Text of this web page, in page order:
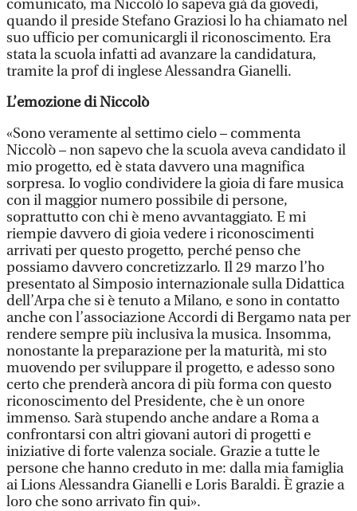
comunicato, ma Niccolò lo sapeva già da giovedì,
quando il preside Stefano Graziosi lo ha chiamato nel
suo ufficio per comunicargli il riconoscimento. Era
stata la scuola infatti ad avanzare la candidatura,
tramite la prof di inglese Alessandra Gianelli.
L’emozione di Niccolò
«Sono veramente al settimo cielo – commenta
Niccolò – non sapevo che la scuola aveva candidato il
mio progetto, ed è stata davvero una magnifica
sorpresa. Io voglio condividere la gioia di fare musica
con il maggior numero possibile di persone,
soprattutto con chi è meno avvantaggiato. E mi
riempie davvero di gioia vedere i riconoscimenti
arrivati per questo progetto, perché penso che
possiamo davvero concretizzarlo. Il 29 marzo l’ho
presentato al Simposio internazionale sulla Didattica
dell’Arpa che si è tenuto a Milano, e sono in contatto
anche con l’associazione Accordi di Bergamo nata per
rendere sempre più inclusiva la musica. Insomma,
nonostante la preparazione per la maturità, mi sto
muovendo per sviluppare il progetto, e adesso sono
certo che prenderà ancora di più forma con questo
riconoscimento del Presidente, che è un onore
immenso. Sarà stupendo anche andare a Roma a
confrontarsi con altri giovani autori di progetti e
iniziative di forte valenza sociale. Grazie a tutte le
persone che hanno creduto in me: dalla mia famiglia
ai Lions Alessandra Gianelli e Loris Baraldi. È grazie a
loro che sono arrivato fin qui».